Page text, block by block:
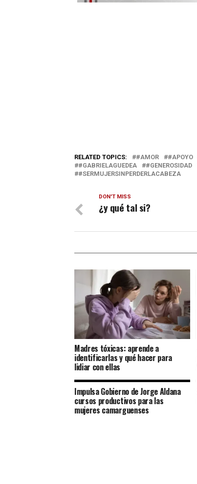
RELATED TOPICS: #AMOR #APOYO
#GABRIELAGUEDEA
#GENEROSIDAD
#SERMUJERSINPERDERLACABEZA
DON'T MISS
¿y qué tal si?
Madres tóxicas: aprende a
identificarlas y qué hacer para
lidiar con ellas
Impulsa Gobierno de Jorge Aldana
cursos productivos para las
mujeres camarguenses